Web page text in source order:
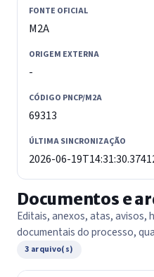
FONTE OFICIAL
M2A
ORIGEM EXTERNA
-
CÓDIGO PNCP/M2A
69313
ÚLTIMA SINCRONIZAÇÃO
2026-06-
Documentos e
Editais, anexos, atas, avisos,
documentais do processo,
3 arquivo(s)